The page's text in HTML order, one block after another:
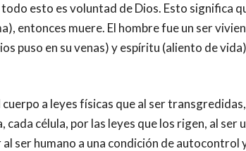
esto es voluntad de Dios. Esto significa
entonces muere. El hombre fue un ser
puso en su venas) y espíritu (aliento de
cada célula, por las leyes que los rigen, al
ser humano a una condición de autocontrol